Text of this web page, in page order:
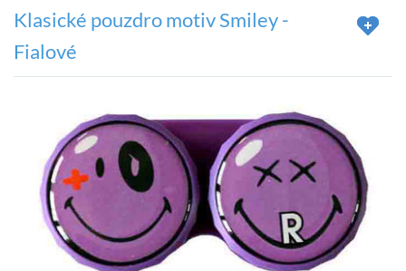
Klasické pouzdro motiv Smiley -
Fialové